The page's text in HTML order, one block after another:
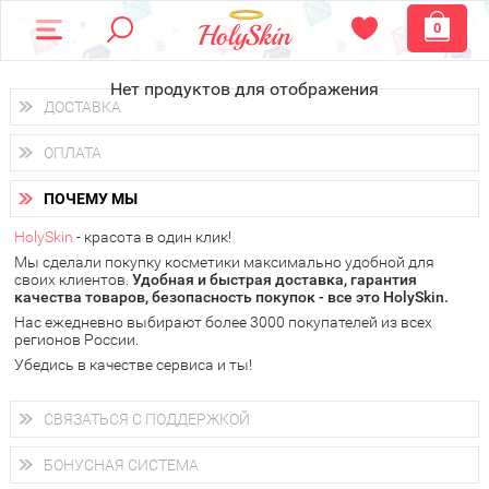
0
Нет продуктов для отображения
ДОСТАВКА
Доставка осуществляетсяпо всем городам России.
Вы можете выбрать доставку курьером, Почтой России или
получить заказ в пунктах выдачи PickPoint или пункте
самовывоза.
В 20 городах России доставка осуществляется ужена
следующий день.
у Вас всегда есть возможность получитьбесплатную
доставку от HolySkin.
подробнее об условиях доставки и оплаты в Вашем городе
ОПЛАТА
Вы можете оплатить свой заказ любым удобным способом:
наличными деньгами (
через интернет-банк (Альфа-банк, Сбербанк) и другими
электронными способами.
ПОЧЕМУ МЫ
HolySkin - красота в один клик!
Мы сделали покупку косметики максимально удобной для
своих клиентов. Удобная и быстрая доставка, гарантия
качества товаров, безопасность покупок - все это HolySkin.
Нас ежедневно выбирают более 3000 покупателей из всех
регионов России.
Убедись в качестве сервиса и ты!
СВЯЗАТЬСЯ С ПОДДЕРЖКОЙ
+7 (800) 707-24-55
Мы будем рады ответить на все Ваши вопросы по работе
магазина, проконсультировать по товарам, рассказать о
БОНУСНАЯ СИСТЕМА